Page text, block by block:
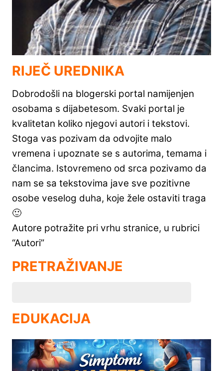
RIJEČ UREDNIKA
Dobrodošli na blogerski portal namijenjen
osobama s dijabetesom. Svaki portal je
kvalitetan koliko njegovi autori i tekstovi.
Stoga vas pozivam da odvojite malo
vremena i upoznate se s autorima, temama i
člancima. Istovremeno od srca pozivamo da
nam se sa tekstovima jave sve pozitivne
osobe veselog duha, koje žele ostaviti traga
🙂
Autore potražite pri vrhu stranice, u rubrici
“Autori”
PRETRAŽIVANJE
EDUKACIJA